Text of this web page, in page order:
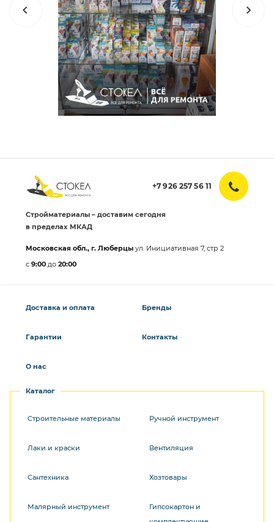
+7 926 257 56 11
Стройматериалы – доставим сегодня
в пределах МКАД
Московская обл., г. Люберцы ул. Инициативная 7, стр 2
с 9:00 до 20:00
Доставка и оплата
Гарантии
О нас
Бренды
Контакты
Каталог
Строительные материалы
Лаки и краски
Сантехника
Малярный инструмент
Ручной инструмент
Вентиляция
Хозтовары
Гипсокартон и